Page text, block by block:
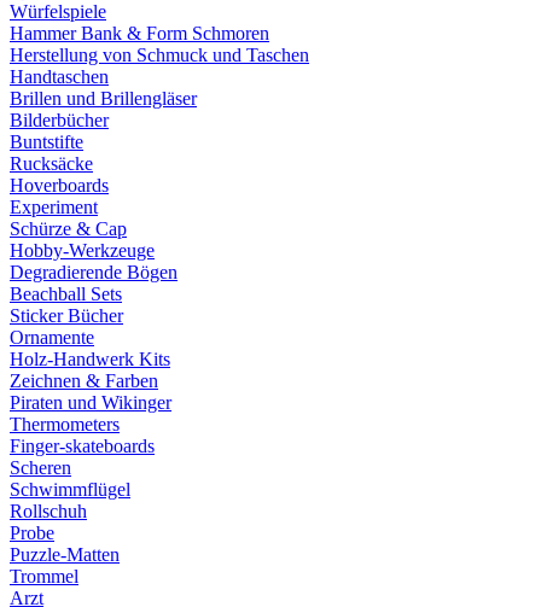
Würfelspiele
Hammer Bank & Form Schmoren
Herstellung von Schmuck und Taschen
Handtaschen
Brillen und Brillengläser
Bilderbücher
Buntstifte
Rucksäcke
Hoverboards
Experiment
Schürze & Cap
Hobby-Werkzeuge
Degradierende Bögen
Beachball Sets
Sticker Bücher
Ornamente
Holz-Handwerk Kits
Zeichnen & Farben
Piraten und Wikinger
Thermometers
Finger-skateboards
Scheren
Schwimmflügel
Rollschuh
Probe
Puzzle-Matten
Trommel
Arzt